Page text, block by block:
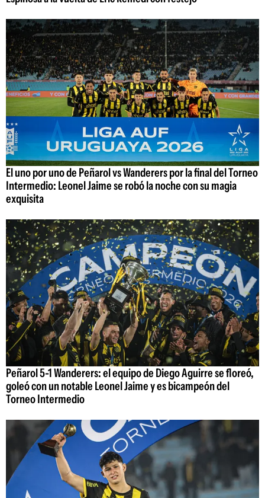
El uno por uno de Peñarol vs Wanderers por la final del Torneo
Intermedio: Leonel Jaime se robó la noche con su magia
exquisita
Peñarol 5-1 Wanderers: el equipo de Diego Aguirre se floreó,
goleó con un notable Leonel Jaime y es bicampeón del
Torneo Intermedio